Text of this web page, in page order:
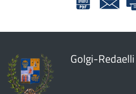
Golgi-Redaelli